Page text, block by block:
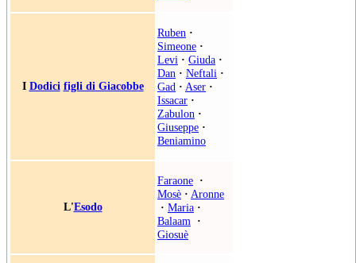
I Dodici figli di Giacobbe
Ruben ·
Simeone ·
Levi · Giuda ·
Dan · Neftali ·
Gad · Aser ·
Issacar ·
Zabulon ·
Giuseppe ·
Beniamino
L'Esodo
Faraone ·
Mosè · Aronne
· Maria ·
Balaam
·
Giosuè